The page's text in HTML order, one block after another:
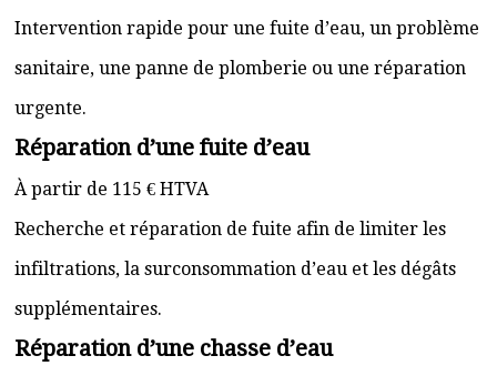
Intervention rapide pour une fuite d’eau, un problème
sanitaire, une panne de plomberie ou une réparation
urgente.
Réparation d’une fuite d’eau
À partir de 115 € HTVA
Recherche et réparation de fuite afin de limiter les
infiltrations, la surconsommation d’eau et les dégâts
supplémentaires.
Réparation d’une chasse d’eau